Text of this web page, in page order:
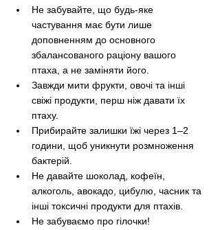
Не забувайте, що будь-яке
частування має бути лише
доповненням до основного
збалансованого раціону вашого
птаха, а не заміняти його.
Завжди мити фрукти, овочі та інші
свіжі продукти, перш ніж давати їх
птаху.
Прибирайте залишки їжі через 1–2
години, щоб уникнути розмноження
бактерій.
Не давайте шоколад, кофеїн,
алкоголь, авокадо, цибулю, часник та
інші токсичні продукти для птахів.
Не забуваємо про гілочки!